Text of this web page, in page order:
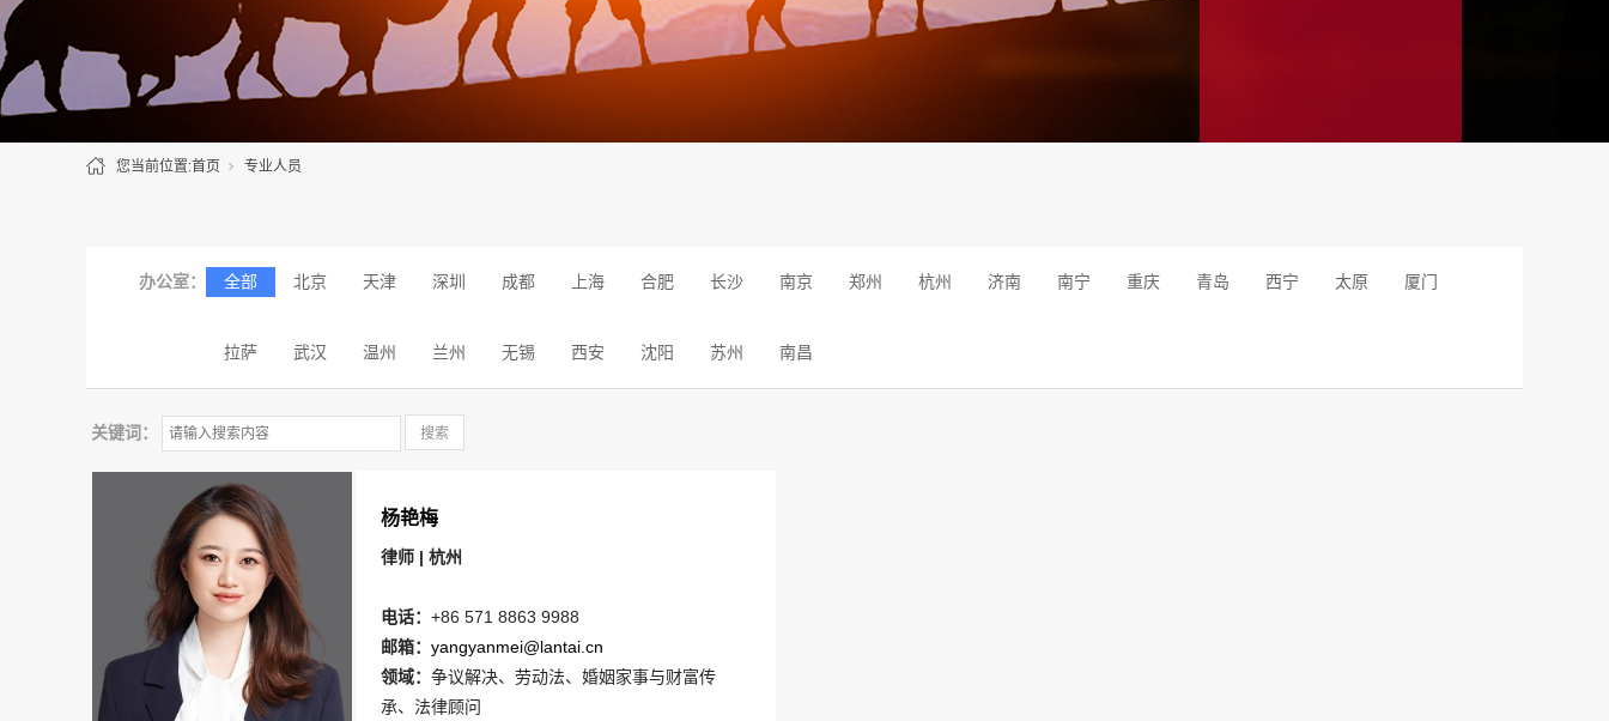
您当前位置:首页 专业人员
办公室： 全部 北京 天津 深圳 成都 上海 合肥 长沙 南京 郑州 杭州 济南 南宁 重庆 青岛 西宁 太原 厦门
拉萨 武汉 温州 兰州 无锡 西安 沈阳 苏州 南昌
关键词：
杨艳梅
律师 | 杭州
电话： +86 571 8863 9988
邮箱： yangyanmei@lantai.cn
领域： 争议解决、劳动法、婚姻家事与财富传
承、法律顾问